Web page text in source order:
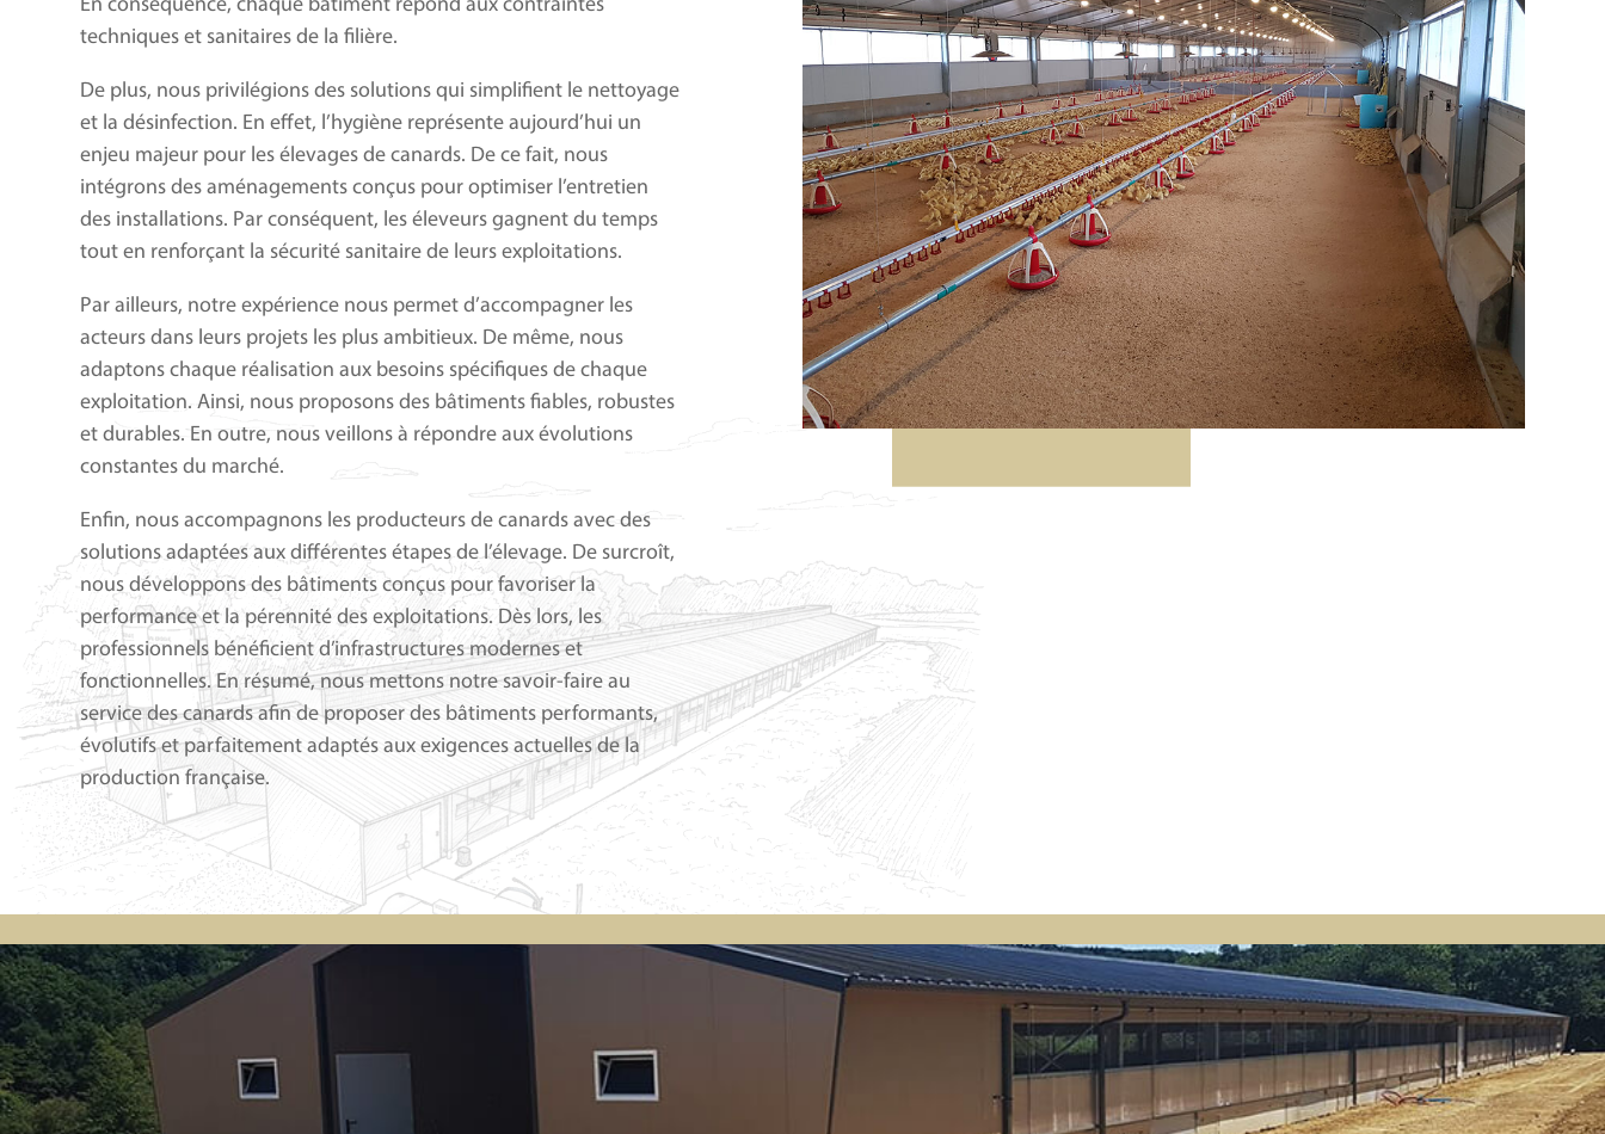
En conséquence, chaque bâtiment répond aux contraintes
techniques et sanitaires de la filière.
De plus, nous privilégions des solutions qui simplifient le nettoyage
et la désinfection. En effet, l’hygiène représente aujourd’hui un
enjeu majeur pour les élevages de canards. De ce fait, nous
intégrons des aménagements conçus pour optimiser l’entretien
des installations. Par conséquent, les éleveurs gagnent du temps
tout en renforçant la sécurité sanitaire de leurs exploitations.
Par ailleurs, notre expérience nous permet d’accompagner les
acteurs dans leurs projets les plus ambitieux. De même, nous
adaptons chaque réalisation aux besoins spécifiques de chaque
exploitation. Ainsi, nous proposons des bâtiments fiables, robustes
et durables. En outre, nous veillons à répondre aux évolutions
constantes du marché.
Enfin, nous accompagnons les producteurs de canards avec des
solutions adaptées aux différentes étapes de l’élevage. De surcroît,
nous développons des bâtiments conçus pour favoriser la
performance et la pérennité des exploitations. Dès lors, les
professionnels bénéficient d’infrastructures modernes et
fonctionnelles. En résumé, nous mettons notre savoir-faire au
service des canards afin de proposer des bâtiments performants,
évolutifs et parfaitement adaptés aux exigences actuelles de la
production française.